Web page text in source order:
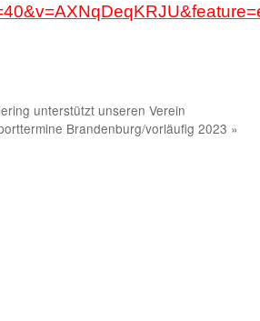
unterstützt unseren Verein
Brandenburg/vorläufig 2023 »